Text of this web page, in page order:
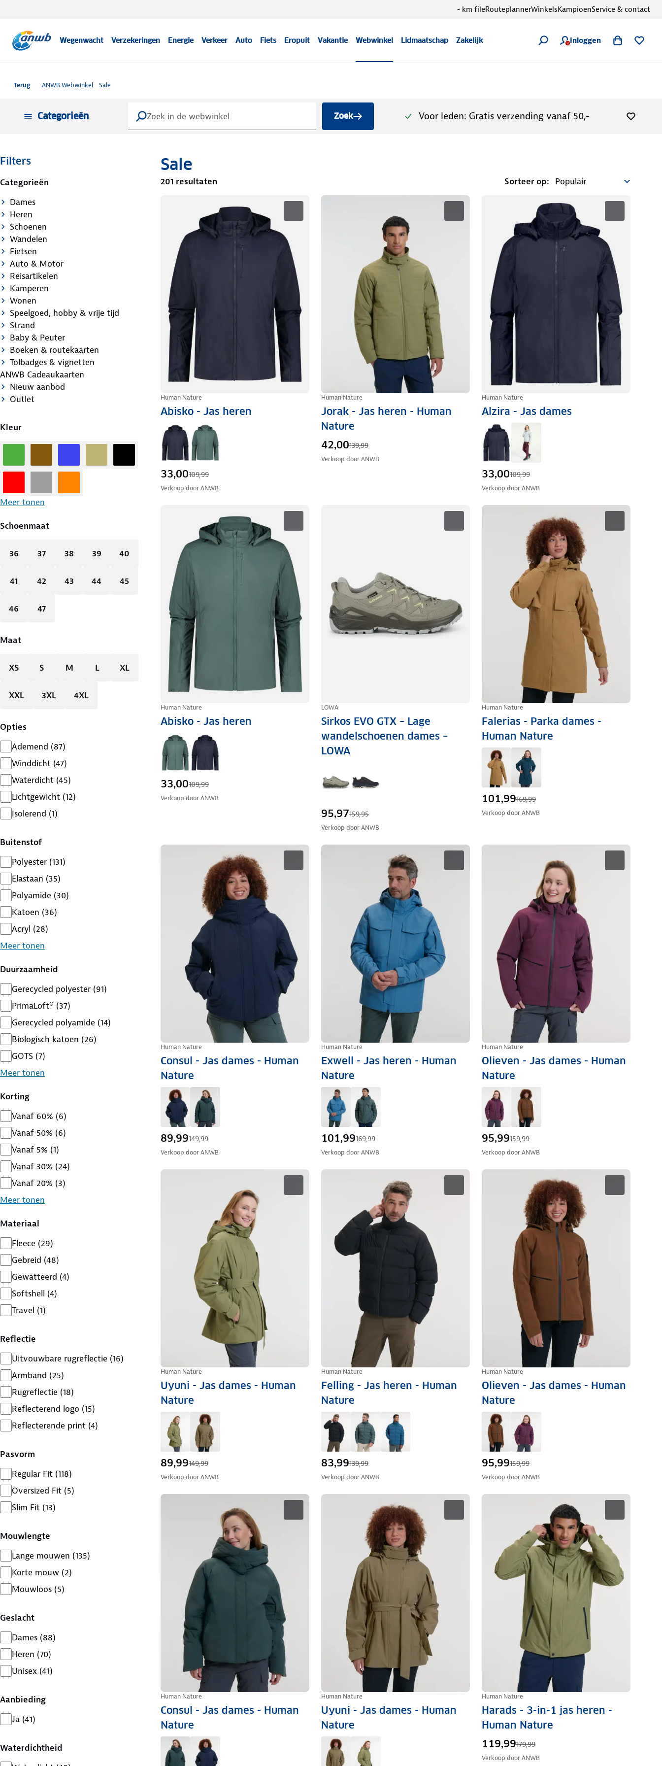
Wegenwacht Verzekeringen Energie Verkeer Auto Fiets Eropuit Vakantie Webwinkel Lidmaatschap Zakelijk Inloggen
- km fileRouteplannerWinkelsKampioenService & contact
Terug ANWB Webwinkel Sale
Categorieën Zoek Voor leden: Gratis verzending vanaf 50,-
Filters
Categorieën
Dames
Heren
Schoenen
Wandelen
Fietsen
Auto & Motor
Reisartikelen
Kamperen
Wonen
Speelgoed, hobby & vrije tijd
Strand
Baby & Peuter
Boeken & routekaarten
Tolbadges & vignetten
ANWB Cadeaukaarten
Nieuw aanbod
Outlet
Kleur
Meer tonen
Schoenmaat
36 37 38 39 40
41 42 43 44 45
46 47
Maat
XS S M L XL
XXL 3XL 4XL
Opties
Ademend (87)
Winddicht (47)
Waterdicht (45)
Lichtgewicht (12)
Isolerend (1)
Buitenstof
Polyester (131)
Elastaan (35)
Polyamide (30)
Katoen (36)
Acryl (28)
Meer tonen
Duurzaamheid
Gerecycled polyester (91)
PrimaLoft® (37)
Gerecycled polyamide (14)
Biologisch katoen (26)
GOTS (7)
Meer tonen
Korting
Vanaf 60% (6)
Vanaf 50% (6)
Vanaf 5% (1)
Vanaf 30% (24)
Vanaf 20% (3)
Meer tonen
Materiaal
Fleece (29)
Gebreid (48)
Gewatteerd (4)
Softshell (4)
Travel (1)
Reflectie
Uitvouwbare rugreflectie (16)
Armband (25)
Rugreflectie (18)
Reflecterend logo (15)
Reflecterende print (4)
Pasvorm
Regular Fit (118)
Oversized Fit (5)
Slim Fit (13)
Mouwlengte
Lange mouwen (135)
Korte mouw (2)
Mouwloos (5)
Geslacht
Dames (88)
Heren (70)
Unisex (41)
Aanbieding
Ja (41)
Waterdichtheid
Sale
201 resultaten Sorteer op:
Human Nature
Abisko - Jas heren
33,00109,99
Verkoop doorANWB
Human Nature
Jorak - Jas heren - Human
Nature
42,00139,99
Verkoop doorANWB
Human Nature
Alzira - Jas dames
33,00109,99
Verkoop doorANWB
Human Nature
Abisko - Jas heren
33,00109,99
Verkoop doorANWB
LOWA
Sirkos EVO GTX – Lage
wandelschoenen dames –
LOWA
95,97159,95
Verkoop doorANWB
Human Nature
Falerias - Parka dames -
Human Nature
101,99169,99
Verkoop doorANWB
Human Nature
Consul - Jas dames - Human
Nature
89,99149,99
Verkoop doorANWB
Human Nature
Exwell - Jas heren - Human
Nature
101,99169,99
Verkoop doorANWB
Human Nature
Olieven - Jas dames - Human
Nature
95,99159,99
Verkoop doorANWB
Human Nature
Uyuni - Jas dames - Human
Nature
89,99149,99
Verkoop doorANWB
Human Nature
Felling - Jas heren - Human
Nature
83,99139,99
Verkoop doorANWB
Human Nature
Olieven - Jas dames - Human
Nature
95,99159,99
Verkoop doorANWB
Human Nature
Consul - Jas dames - Human
Nature
Human Nature
Uyuni - Jas dames - Human
Nature
Human Nature
Harads - 3-in-1 jas heren -
Human Nature
119,99179,99
Verkoop doorANWB